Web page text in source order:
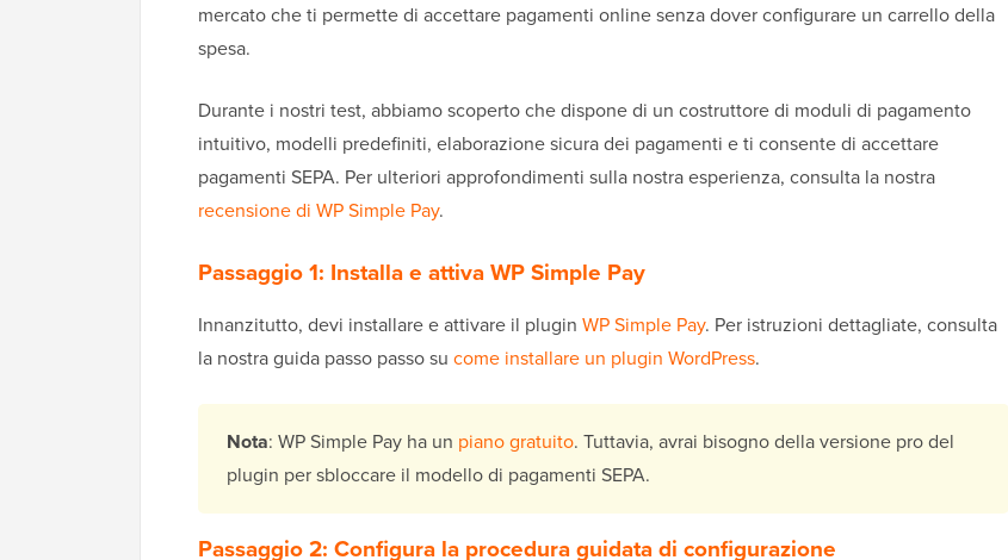
mercato che ti permette di accettare pagamenti online senza dover configurare un carrello della
spesa.
Durante i nostri test, abbiamo scoperto che dispone di un costruttore di moduli di pagamento
intuitivo, modelli predefiniti, elaborazione sicura dei pagamenti e ti consente di accettare
pagamenti SEPA. Per ulteriori approfondimenti sulla nostra esperienza, consulta la nostra
recensione di WP Simple Pay.
Passaggio 1: Installa e attiva WP Simple Pay
Innanzitutto, devi installare e attivare il plugin WP Simple Pay. Per istruzioni dettagliate, consulta
la nostra guida passo passo su come installare un plugin WordPress.
Nota: WP Simple Pay ha un piano gratuito. Tuttavia, avrai bisogno della versione pro del
plugin per sbloccare il modello di pagamenti SEPA.
Passaggio 2: Configura la procedura guidata di configurazione